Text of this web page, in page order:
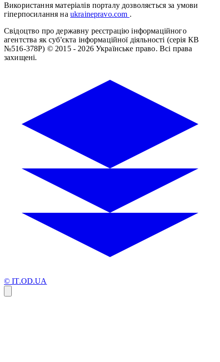
Використання матеріалів порталу дозволяється за умови
гіперпосилання на ukrainepravo.com .
Свідоцтво про державну реєстрацію інформаційного
агентства як суб'єкта інформаційної діяльності (серія КВ
№516-378Р) © 2015 - 2026 Українське право. Всі права
захищені.
© IT.OD.UA